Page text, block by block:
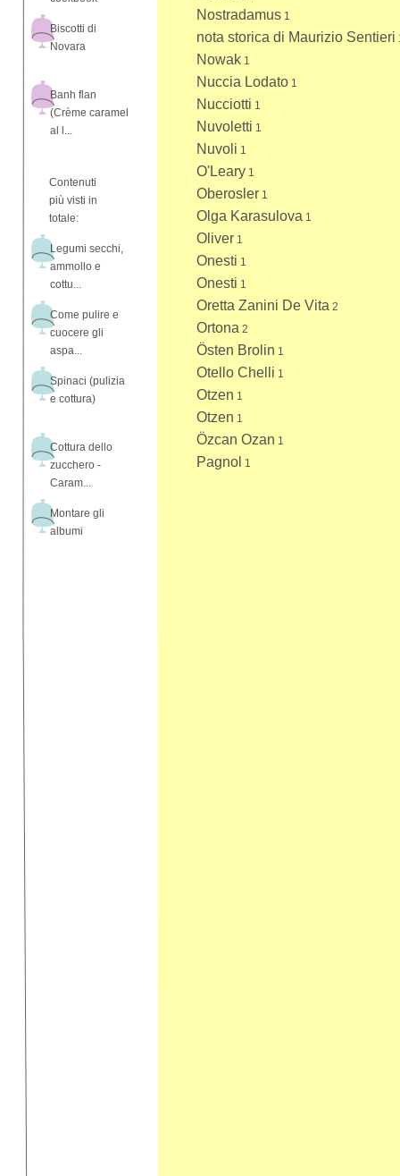
Biscotti di
Novara
Banh flan
(Crème caramel
al l...
Contenuti
più visti in
totale:
Legumi secchi,
ammollo e
cottu...
Come pulire e
cuocere gli
aspa...
Spinaci (pulizia
e cottura)
Cottura dello
zucchero -
Caram...
Montare gli
albumi
Nostradamus 1
nota storica di Maurizio Sentieri
Nowak 1
Nuccia Lodato 1
Nucciotti 1
Nuvoletti 1
Nuvoli 1
O'Leary 1
Oberosler 1
Olga Karasulova 1
Oliver 1
Onesti 1
Onesti 1
Oretta Zanini De Vita 2
Ortona 2
Östen Brolin 1
Otello Chelli 1
Otzen 1
Otzen 1
Özcan Ozan 1
Pagnol 1